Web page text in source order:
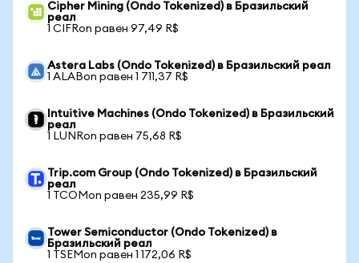
Cipher Mining (Ondo Tokenized) в Бразильский
реал
1 CIFRon равен 97,49 R$
Astera Labs (Ondo Tokenized) в Бразильский реал
1 ALABon равен 1 711,37 R$
Intuitive Machines (Ondo Tokenized) в Бразильский
реал
1 LUNRon равен 75,68 R$
Trip.com Group (Ondo Tokenized) в Бразильский
реал
1 TCOMon равен 235,99 R$
Tower Semiconductor (Ondo Tokenized) в
Бразильский реал
1 TSEMon равен 1 172,06 R$